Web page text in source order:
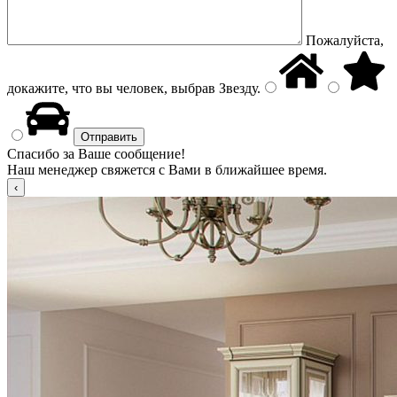
Пожалуйста,
докажите, что вы человек, выбрав Звезду.
Спасибо за Ваше сообщение!
Наш менеджер свяжется с Вами в ближайшее время.